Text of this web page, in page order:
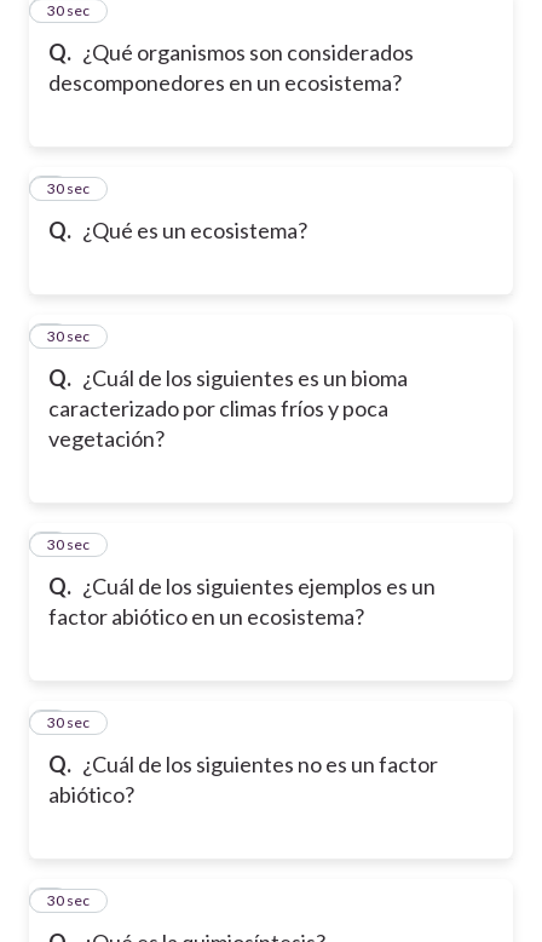
Q. ¿Qué organismos son considerados
descomponedores en un ecosistema?
3
30 sec
Q. ¿Qué es un ecosistema?
4
30 sec
Q. ¿Cuál de los siguientes es un bioma
caracterizado por climas fríos y poca
vegetación?
5
30 sec
Q. ¿Cuál de los siguientes ejemplos es un
factor abiótico en un ecosistema?
6
30 sec
Q. ¿Cuál de los siguientes no es un factor
abiótico?
7
30 sec
8
30 sec